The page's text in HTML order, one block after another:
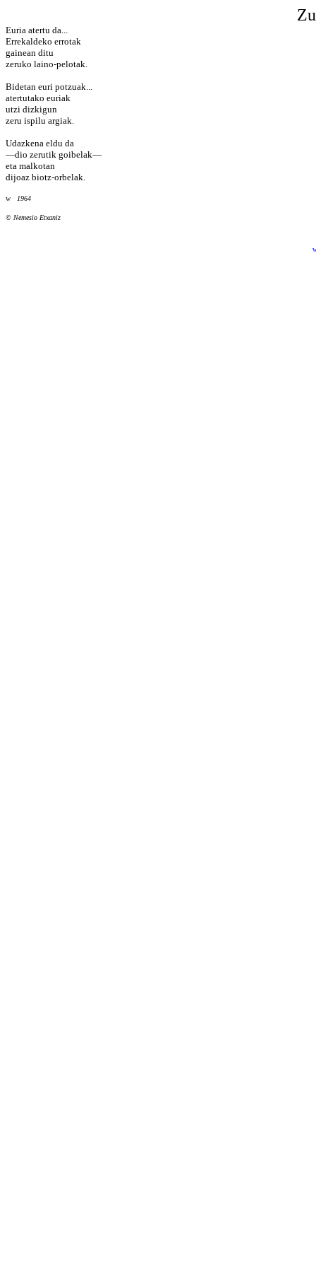
Euria atertu da...
Errekaldeko errotak
gainean ditu
zeruko laino-pelotak.
Bidetan euri potzuak...
atertutako euriak
utzi dizkigun
zeru ispilu argiak.
Udazkena eldu da
—dio zerutik goibelak—
eta malkotan
dijoaz biotz-orbelak.
w 1964
© Nemesio Etxaniz